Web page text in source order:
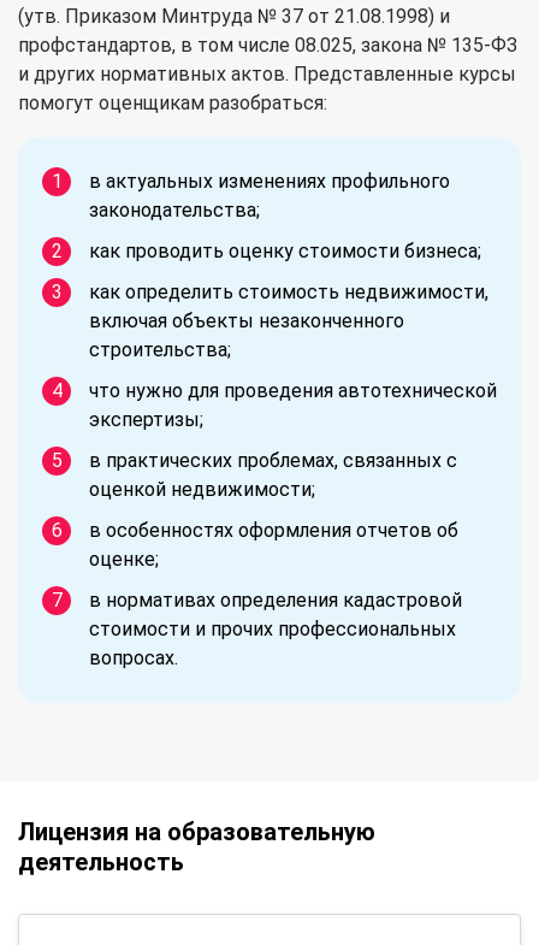
(утв. Приказом Минтруда № 37 от 21.08.1998) и
профстандартов, в том числе 08.025, закона № 135-ФЗ
и других нормативных актов. Представленные курсы
помогут оценщикам разобраться:
в актуальных изменениях профильного
законодательства;
как проводить оценку стоимости бизнеса;
как определить стоимость недвижимости,
включая объекты незаконченного
строительства;
что нужно для проведения автотехнической
экспертизы;
в практических проблемах, связанных с
оценкой недвижимости;
в особенностях оформления отчетов об
оценке;
в нормативах определения кадастровой
стоимости и прочих профессиональных
вопросах.
Лицензия на образовательную
деятельность